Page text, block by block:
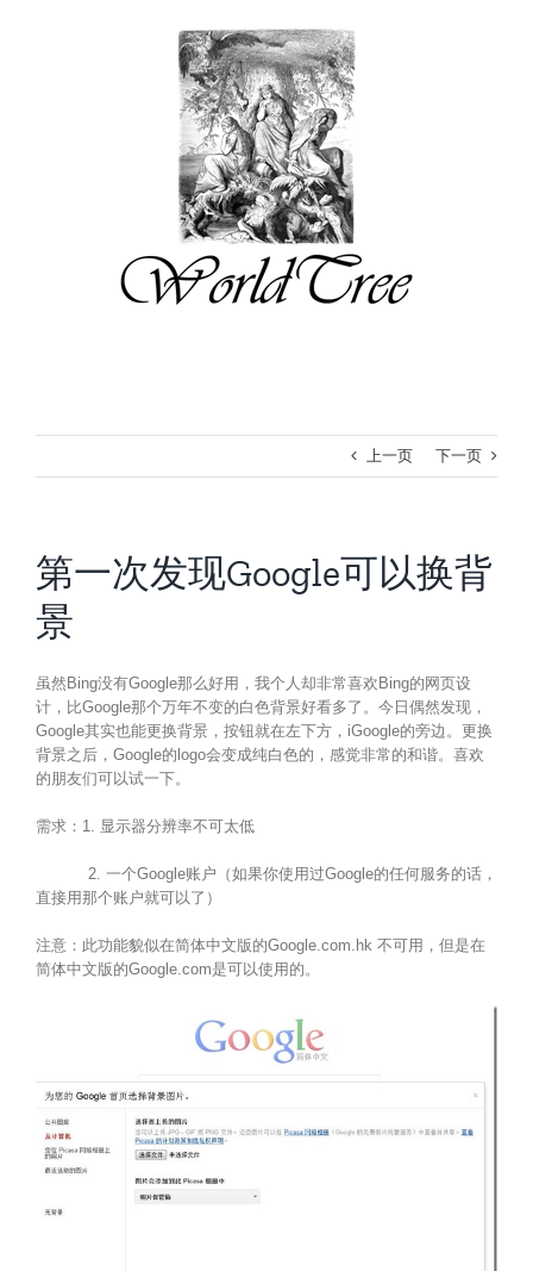
上一页 下一页
第一次发现Google可以换背
景
虽然Bing没有Google那么好用，我个人却非常喜欢Bing的网页设
计，比Google那个万年不变的白色背景好看多了。今日偶然发现，
Google其实也能更换背景，按钮就在左下方，iGoogle的旁边。更换
背景之后，Google的logo会变成纯白色的，感觉非常的和谐。喜欢
的朋友们可以试一下。
需求：1. 显示器分辨率不可太低
2. 一个Google账户（如果你使用过Google的任何服务的话，
直接用那个账户就可以了）
注意：此功能貌似在简体中文版的Google.com.hk 不可用，但是在
简体中文版的Google.com是可以使用的。